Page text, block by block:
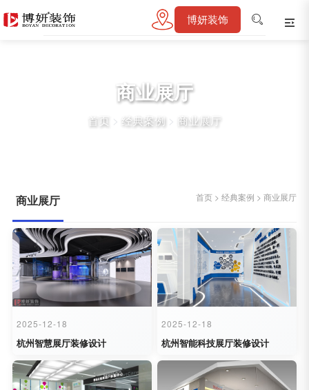
博妍装饰
商业展厅
首页 > 经典案例> 商业展厅
商业展厅 首页 >经典案例 >商业展厅
2025-12-18
杭州智慧展厅装修设计
2025-12-18
杭州智能科技展厅装修设计